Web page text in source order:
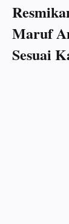
Maruf
Sesuai